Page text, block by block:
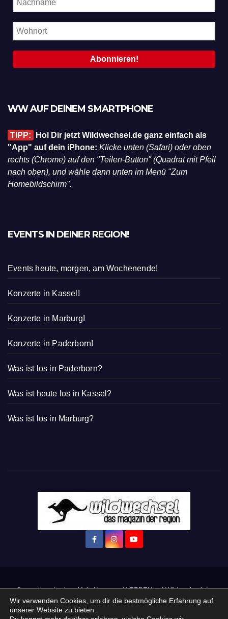
WW AUF DEINEM SMARTPHONE
TIPP:
Hol Dir jetzt Wildwechsel.de ganz einfach als
"App" auf dein iPhone: Klicke unten (Safari) oder oben
rechts (Chrome) auf den "Teilen-Button" (Quadrat mit Pfeil
nach oben), und wähle dann unten im Menü "Zum
Homebildschirm".
EVENTS IN DEINER REGION!
Events heute, morgen, am Wochenende!
Konzerte in Kassel!
Konzerte in Marburg!
Konzerte in Paderborn!
Was ist los in Paderborn?
Was ist heute los in Kassel?
Was ist los in Marburg?
Startseite Login Mein Konto · WERBEN auf Wildwechsel.de
+ Neue Veranstaltung eintragen:
Wir verwenden Cookies, um dir die bestmögliche Erfahrung auf
unserer Website zu bieten.